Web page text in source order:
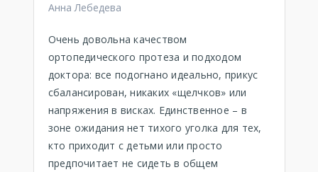
Анна Лебедева
Очень довольна качеством
ортопедического протеза и подходом
доктора: все подогнано идеально, прикус
сбалансирован, никаких «щелчков» или
напряжения в висках. Единственное – в
зоне ожидания нет тихого уголка для тех,
кто приходит с детьми или просто
предпочитает не сидеть в общем